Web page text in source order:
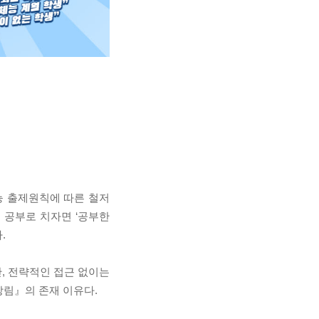
출제원칙에 따른 철저
부로 치자면 ‘공부한
.
전략적인 접근 없이는
』의 존재 이유다.